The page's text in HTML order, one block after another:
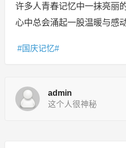
许多人青春记忆中一抹亮丽
心中总会涌起一股温暖与感动
国庆记忆
admin
这个人很神秘